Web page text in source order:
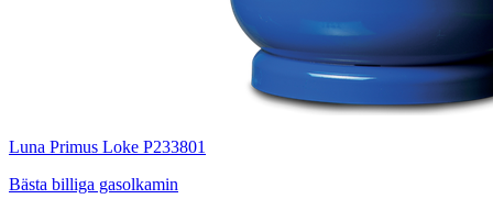
Luna Primus Loke P233801
Bästa billiga gasolkamin